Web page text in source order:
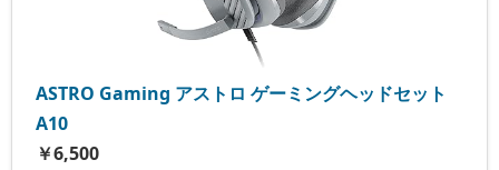
ASTRO Gaming アストロ ゲーミングヘッドセット
A10
￥6,500